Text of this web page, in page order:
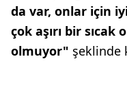
da var, onlar için
çok aşırı bir
olmuyor" şeklinde